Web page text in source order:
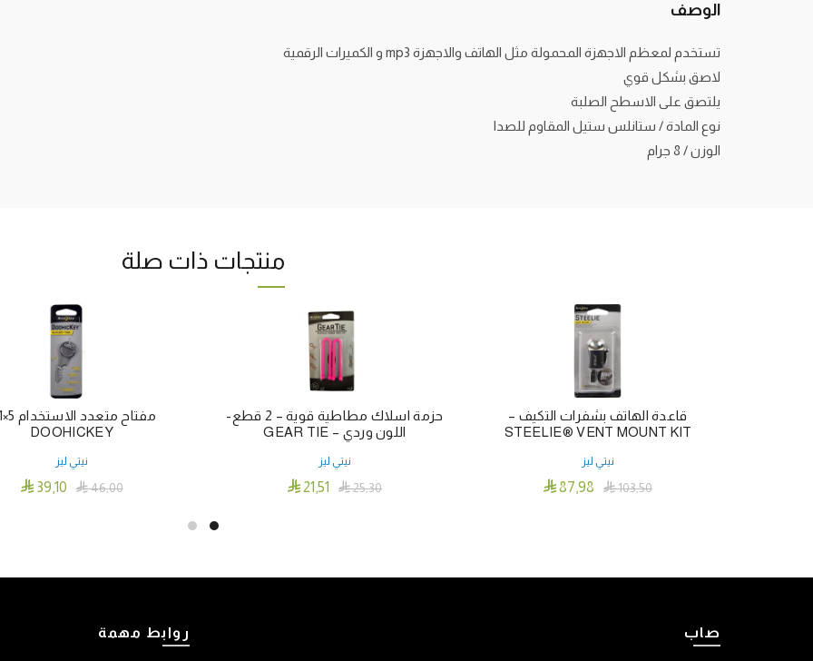
الوصف
تستخدم لمعظم الاجهزة المحمولة مثل الهاتف والاجهزة mp3 و الكميرات الرقمية
لاصق بشكل قوي
يلتصق على الاسطح الصلبة
نوع المادة / ستانلس ستيل المقاوم للصدا
الوزن / 8 جرام
منتجات ذات صلة
قاعدة الهاتف بشفرات التكيف –
STEELIE® VENT MOUNT KIT
نيتي ليز

103٫50  87٫98
حزمة اسلاك مطاطية قوية – 2 قطع-
اللون وردي – GEAR TIE
نيتي ليز

25٫30  21٫51
DOOHICKEY
نيتي ليز

46٫00  39٫10
صاب روابط مهمة